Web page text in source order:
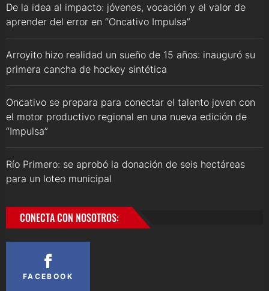
De la idea al impacto: jóvenes, vocación y el valor de
aprender del error en “Oncativo Impulsa”
Arroyito hizo realidad un sueño de 15 años: inauguró su
primera cancha de hockey sintética
Oncativo se prepara para conectar el talento joven con
el motor productivo regional en una nueva edición de
“Impulsa”
Río Primero: se aprobó la donación de seis hectáreas
para un loteo municipal
CONECTA CON NOSOTROS:
FACEBOOK